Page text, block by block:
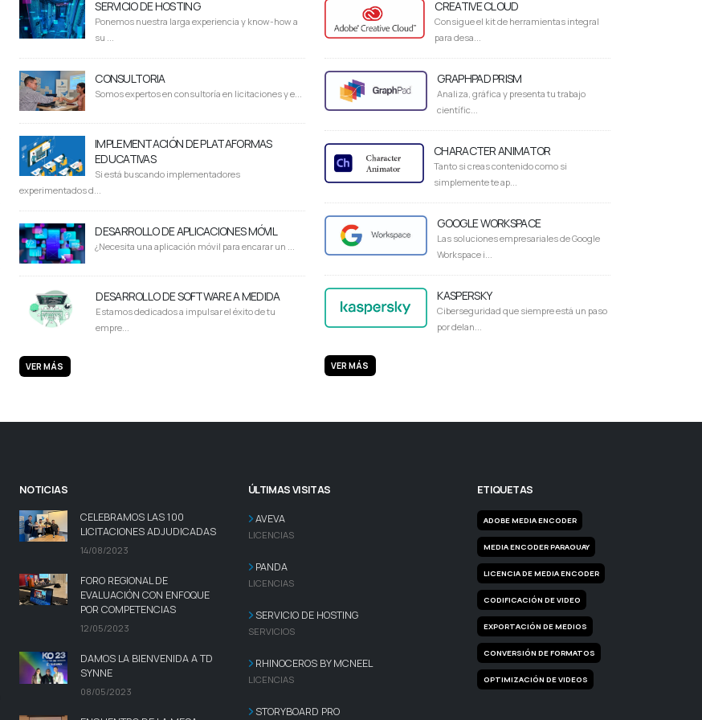
SERVICIO DE HOSTING
Ponemos nuestra larga experiencia y know-how a
su ...
CONSULTORIA
Somos expertos en consultoría en licitaciones y e...
IMPLEMENTACIÓN DE PLATAFORMAS
EDUCATIVAS
Si está buscando implementadores
experimentados d...
DESARROLLO DE APLICACIONES MÓVIL
¿Necesita una aplicación móvil para encarar un ...
DESARROLLO DE SOFTWARE A MEDIDA
Estamos dedicados a impulsar el éxito de tu
empre...
VER MÁS
CREATIVE CLOUD
Consigue el kit de herramientas integral
para desa...
GRAPHPAD PRISM
Analiza, gráfica y presenta tu trabajo
científic...
CHARACTER ANIMATOR
Tanto si creas contenido como si
simplemente te ap...
GOOGLE WORKSPACE
Las soluciones empresariales de Google
Workspace i...
KASPERSKY
Ciberseguridad que siempre está un paso
por delan...
VER MÁS
NOTICIAS
CELEBRAMOS LAS 100
LICITACIONES ADJUDICADAS
14/08/2023
FORO REGIONAL DE
EVALUACIÓN CON ENFOQUE
POR COMPETENCIAS
12/05/2023
DAMOS LA BIENVENIDA A TD
SYNNE
08/05/2023
ÚLTIMAS VISITAS
AVEVA
LICENCIAS
PANDA
LICENCIAS
SERVICIO DE HOSTING
SERVICIOS
RHINOCEROS BY MCNEEL
LICENCIAS
STORYBOARD PRO
ETIQUETAS
ADOBE MEDIA ENCODER
MEDIA ENCODER PARAGUAY
LICENCIA DE MEDIA ENCODER
CODIFICACIÓN DE VIDEO
EXPORTACIÓN DE MEDIOS
CONVERSIÓN DE FORMATOS
OPTIMIZACIÓN DE VIDEOS